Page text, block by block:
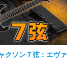
クソン７弦：エヴァ